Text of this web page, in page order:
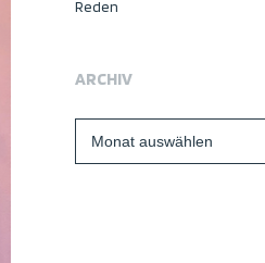
Reden
ARCHIV